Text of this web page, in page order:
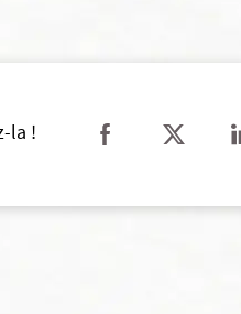
la !